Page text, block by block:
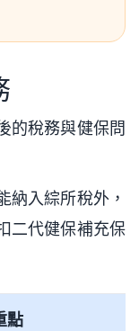
的稅務與健保問
納入綜所稅外，
二代健保補充保
點